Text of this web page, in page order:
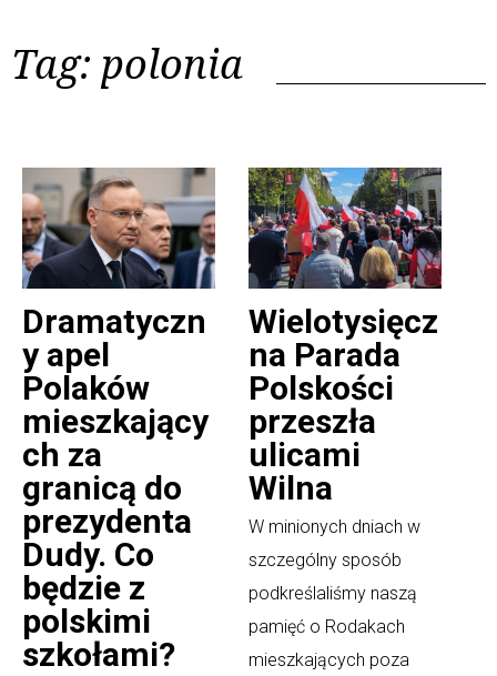
Tag: polonia
Dramatyczn
y apel
Polaków
mieszkający
ch za
granicą do
prezydenta
Dudy. Co
będzie z
polskimi
szkołami?
Wielotysięcz
na Parada
Polskości
przeszła
ulicami
Wilna
W minionych dniach w
szczególny sposób
podkreślaliśmy naszą
pamięć o Rodakach
mieszkających poza